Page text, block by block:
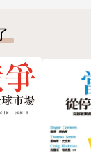
攏係過去豬隊
友帶來的火氣
簡單的事情搞
每次提意見總
」
璃心豬隊友
眼比屁眼小豬
睛長頭頂豬隊